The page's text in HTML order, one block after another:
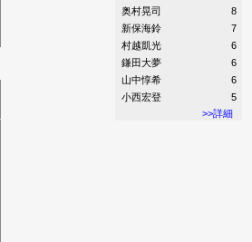
>>詳細
奥村晃司
8
新保海鈴
7
村越凱光
6
鎌田大夢
6
山中惇希
6
小西宏登
5